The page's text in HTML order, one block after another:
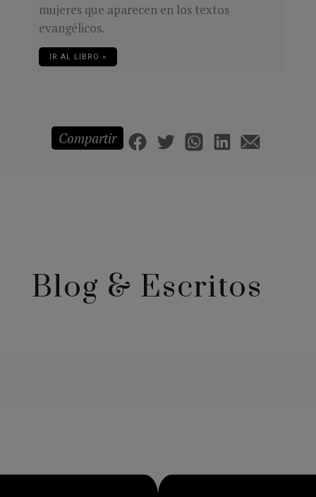
mujeres que aparecen en los textos
evangélicos.
IR AL LIBRO »
Compartir
Blog & Escritos